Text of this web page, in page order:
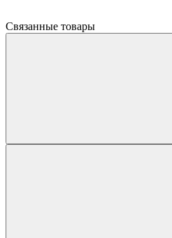
Связанные товары